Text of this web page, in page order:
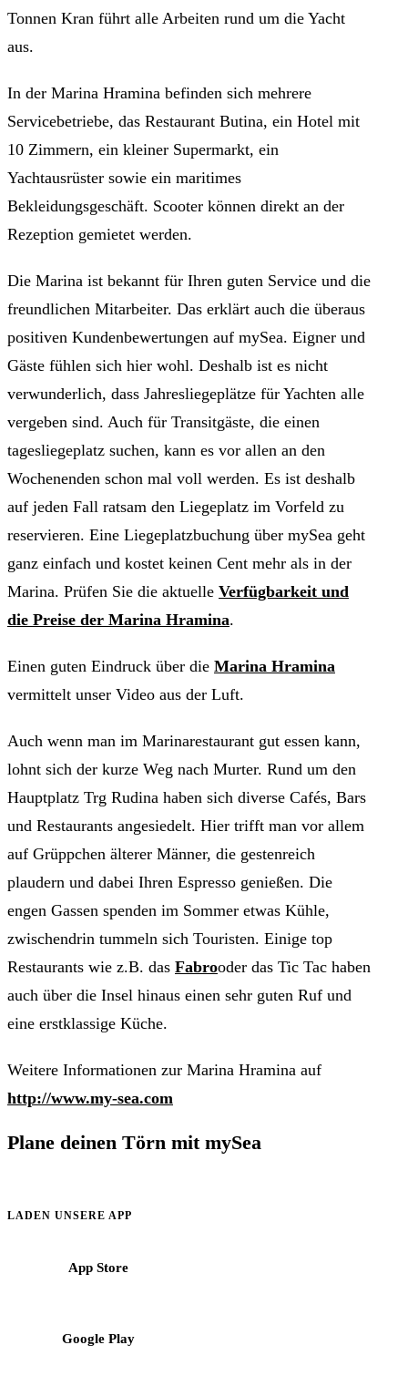
Tonnen Kran führt alle Arbeiten rund um die Yacht
aus.
In der Marina Hramina befinden sich mehrere
Servicebetriebe, das Restaurant Butina, ein Hotel mit
10 Zimmern, ein kleiner Supermarkt, ein
Yachtausrüster sowie ein maritimes
Bekleidungsgeschäft. Scooter können direkt an der
Rezeption gemietet werden.
Die Marina ist bekannt für Ihren guten Service und die
freundlichen Mitarbeiter. Das erklärt auch die überaus
positiven Kundenbewertungen auf mySea. Eigner und
Gäste fühlen sich hier wohl. Deshalb ist es nicht
verwunderlich, dass Jahresliegeplätze für Yachten alle
vergeben sind. Auch für Transitgäste, die einen
tagesliegeplatz suchen, kann es vor allen an den
Wochenenden schon mal voll werden. Es ist deshalb
auf jeden Fall ratsam den Liegeplatz im Vorfeld zu
reservieren. Eine Liegeplatzbuchung über mySea geht
ganz einfach und kostet keinen Cent mehr als in der
Marina. Prüfen Sie die aktuelle Verfügbarkeit und
die Preise der Marina Hramina.
Einen guten Eindruck über die Marina Hramina
vermittelt unser Video aus der Luft.
Auch wenn man im Marinarestaurant gut essen kann,
lohnt sich der kurze Weg nach Murter. Rund um den
Hauptplatz Trg Rudina haben sich diverse Cafés, Bars
und Restaurants angesiedelt. Hier trifft man vor allem
auf Grüppchen älterer Männer, die gestenreich
plaudern und dabei Ihren Espresso genießen. Die
engen Gassen spenden im Sommer etwas Kühle,
zwischendrin tummeln sich Touristen. Einige top
Restaurants wie z.B. das Fabrooder das Tic Tac haben
auch über die Insel hinaus einen sehr guten Ruf und
eine erstklassige Küche.
Weitere Informationen zur Marina Hramina auf
http://www.my-sea.com
Plane deinen Törn mit mySea
LADEN UNSERE APP
App Store
Google Play